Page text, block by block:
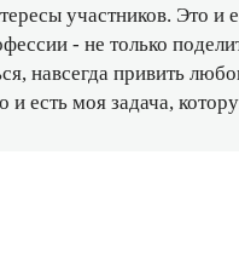
участников. Это и
- не только
навсегда привить
и есть моя задача,